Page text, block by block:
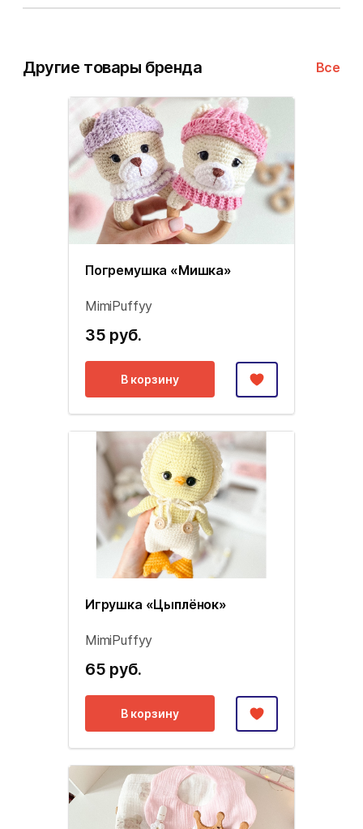
Другие товары бренда Все
Погремушка «Мишка»
MimiPuffyy
35 руб.
В корзину
Игрушка «Цыплёнок»
MimiPuffyy
65 руб.
В корзину